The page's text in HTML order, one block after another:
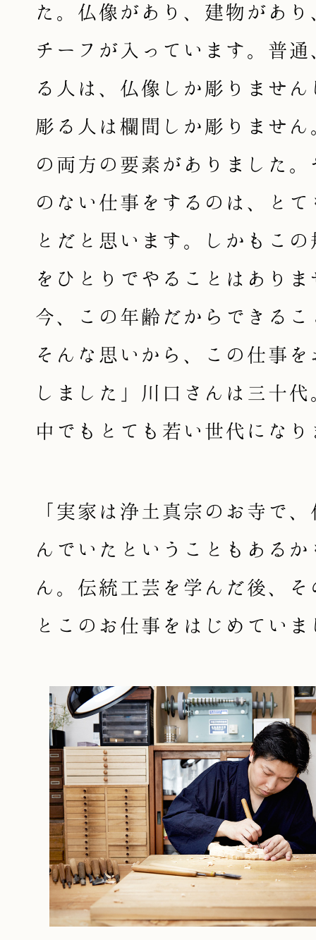
た。仏像があり、建物があ
チーフが入っています。普
る人は、仏像しか彫りませ
彫る人は欄間しか彫りませ
の両方の要素がありました
のない仕事をするのは、と
とだと思います。しかもこ
をひとりでやることはあり
今、この年齢だからできる
そんな思いから、この仕事
しました」川口さんは三十
中でもとても若い世代になり
「実家は浄土真宗のお寺で
んでいたということもある
ん。伝統工芸を学んだ後、
とこのお仕事をはじめてい